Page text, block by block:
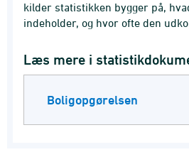
kilder statistikken bygger på,
indeholder, og hvor ofte den
Læs mere i
Boligopgørelsen